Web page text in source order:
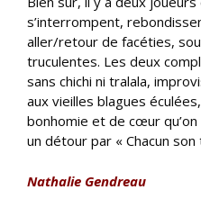
s’interrompent,
aller/retour de facéties,
truculentes. Les deux
sans chichi ni tralala,
aux vieilles blagues
bonhomie et de cœur qu’on
un détour par « Chacun son
Nathalie Gendreau